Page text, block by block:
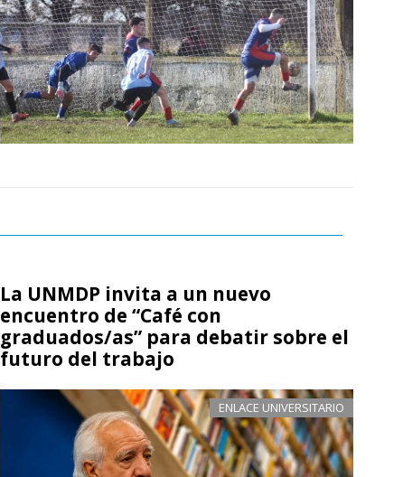
La UNMDP invita a un nuevo
encuentro de “Café con
graduados/as” para debatir sobre el
futuro del trabajo
ENLACE UNIVERSITARIO